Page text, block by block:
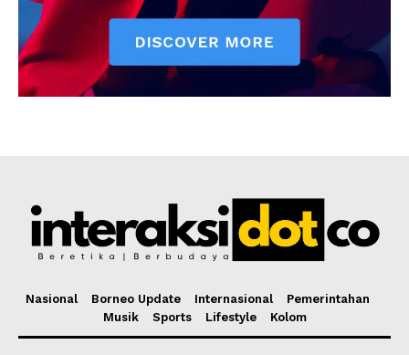
Nasional Borneo Update Internasional
Pemerintahan
Musik
Sports Lifestyle Kolom